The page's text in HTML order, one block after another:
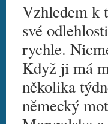
Vzhledem k
své
rychle.
Když ji má
několika
německý